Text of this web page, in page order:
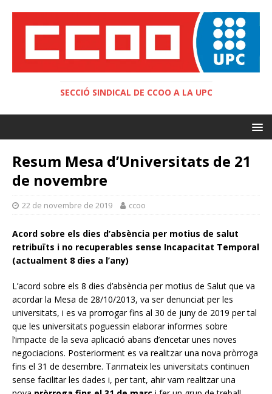
SECCIÓ SINDICAL DE CCOO A LA UPC
Resum Mesa d’Universitats de 21
de novembre
22 de novembre de 2019 ccoo
Acord sobre els dies d’absència per motius de salut
retribuïts i no recuperables sense Incapacitat Temporal
(actualment 8 dies a l’any)
L’acord sobre els 8 dies d’absència per motius de Salut que va
acordar la Mesa de 28/10/2013, va ser denunciat per les
universitats, i es va prorrogar fins al 30 de juny de 2019 per tal
que les universitats poguessin elaborar informes sobre
l’impacte de la seva aplicació abans d’encetar unes noves
negociacions. Posteriorment es va realitzar una nova pròrroga
fins el 31 de desembre. Tanmateix les universitats continuen
sense facilitar les dades i, per tant, ahir vam realitzar una